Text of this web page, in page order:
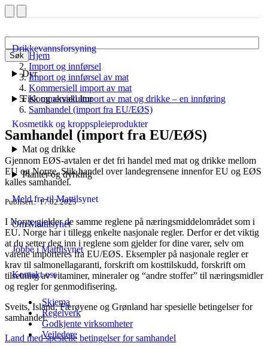
Søk
Drikkevannsforsyning
Dyr
Fisk og akvakultur
Kosmetikk og kroppspleieprodukter
Mat og drikke
Planter og dyrking
Meld fra til Mattilsynet
Om Mattilsynet
Jobbe i Mattilsynet
Kontakt oss
Skjema
Regelverk
Godkjente virksomheter
Veiledere
Hjem
Import og innførsel
Import og innførsel av mat
Kommersiell import av mat
Kommersiell import av mat og drikke – en innføring
Samhandel (import fra EU/EØS)
Samhandel (import fra EU/EØS)
Gjennom EØS-avtalen er det fri handel med mat og drikke mellom
EU og Norge. Slik handel over landegrensene innenfor EU og EØS
kalles samhandel.
Publisert 17.02.2025
I Norge gjelder de samme reglene på næringsmiddelområdet som i
EU. Norge har i tillegg enkelte nasjonale regler. Derfor er det viktig
at du setter deg inn i reglene som gjelder for dine varer, selv om
varene importeres fra EU/EØS. Eksempler på nasjonale regler er
krav til salmonellagaranti, forskrift om kosttilskudd, forskrift om
tilsetning av vitaminer, mineraler og “andre stoffer” til næringsmidler
og regler for genmodifisering.
Sveits, Island, Færøyene og Grønland har spesielle betingelser for
samhandel.
Land med spesielle betingelser for samhandel